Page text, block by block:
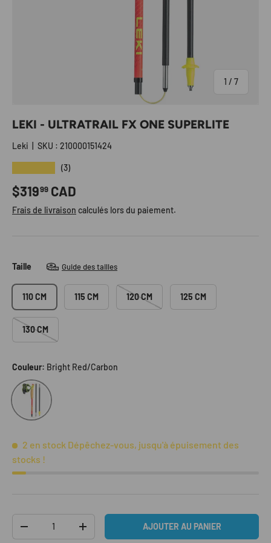
1 / de
7
LEKI - ULTRATRAIL FX ONE SUPERLITE
Leki SKU : 210000151424
(3)
Prix habituel
$31999 CAD
Frais de livraison calculés lors du paiement.
Taille Guide des tailles
110 CM 115 CM 120 CM 125 CM
130 CM
Couleur: Bright Red/Carbon
Bright Red/Carbon
2 en stock Dépêchez-vous, jusqu'à épuisement des
stocks !
DIMINUER LA QUANTITÉAUGMENTER LA QUANTITÉAJOUTER AU PANIER